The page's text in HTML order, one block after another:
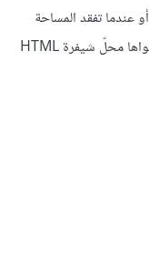
أو عندما تفقد المساحة
، ويحلّ محتواها محلّ شيفرة HTML